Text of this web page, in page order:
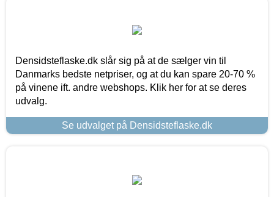
Densidsteflaske.dk slår sig på at de sælger vin til
Danmarks bedste netpriser, og at du kan spare 20-70 %
på vinene ift. andre webshops. Klik her for at se deres
udvalg.
Se udvalget på Densidsteflaske.dk